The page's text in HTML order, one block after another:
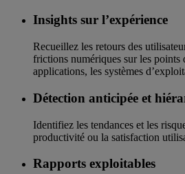
Insights sur l’expérience
Recueillez les retours des
frictions numériques sur les points
applications, les systèmes
Détection anticipée et
Identifiez les tendances et les
productivité ou la satisfaction
Rapports exploitables